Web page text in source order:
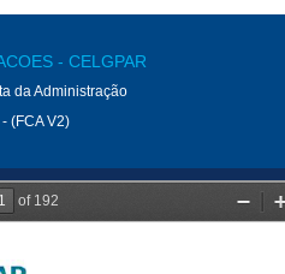
- CELGPAR
da Administração
(FCA V2)